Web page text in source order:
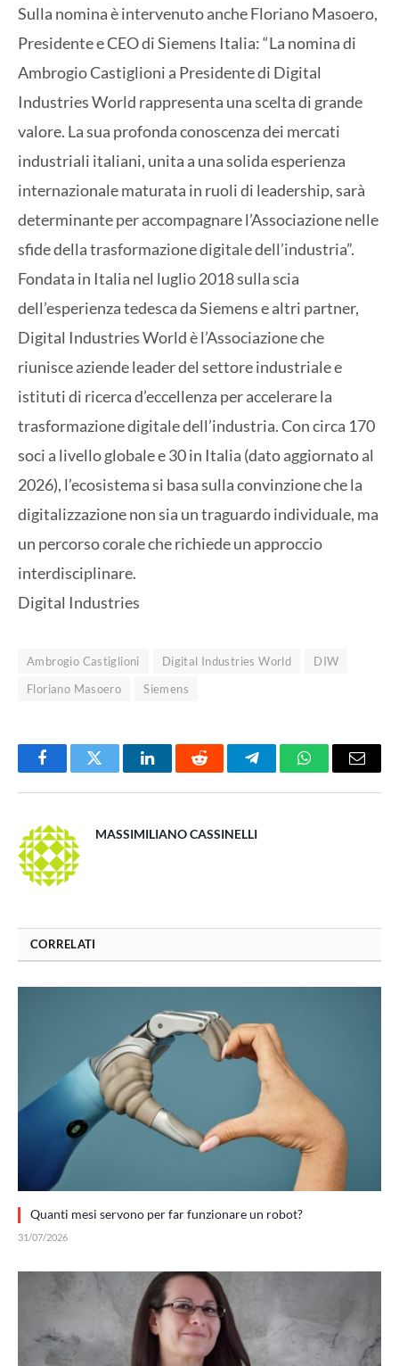
Sulla nomina è intervenuto anche Floriano Masoero,
Presidente e CEO di Siemens Italia: “La nomina di
Ambrogio Castiglioni a Presidente di Digital
Industries World rappresenta una scelta di grande
valore. La sua profonda conoscenza dei mercati
industriali italiani, unita a una solida esperienza
internazionale maturata in ruoli di leadership, sarà
determinante per accompagnare l’Associazione nelle
sfide della trasformazione digitale dell’industria”.
Fondata in Italia nel luglio 2018 sulla scia
dell’esperienza tedesca da Siemens e altri partner,
Digital Industries World è l’Associazione che
riunisce aziende leader del settore industriale e
istituti di ricerca d’eccellenza per accelerare la
trasformazione digitale dell’industria. Con circa 170
soci a livello globale e 30 in Italia (dato aggiornato al
2026), l’ecosistema si basa sulla convinzione che la
digitalizzazione non sia un traguardo individuale, ma
un percorso corale che richiede un approccio
interdisciplinare.
Digital Industries
Ambrogio Castiglioni Digital Industries World
DIW
Floriano Masoero
Siemens
FacebookTwitter LinkedInReddit TelegramWhatsAppEmail
MASSIMILIANO CASSINELLI
CORRELATI
Quanti mesi servono per far funzionare un robot?
31/07/2026